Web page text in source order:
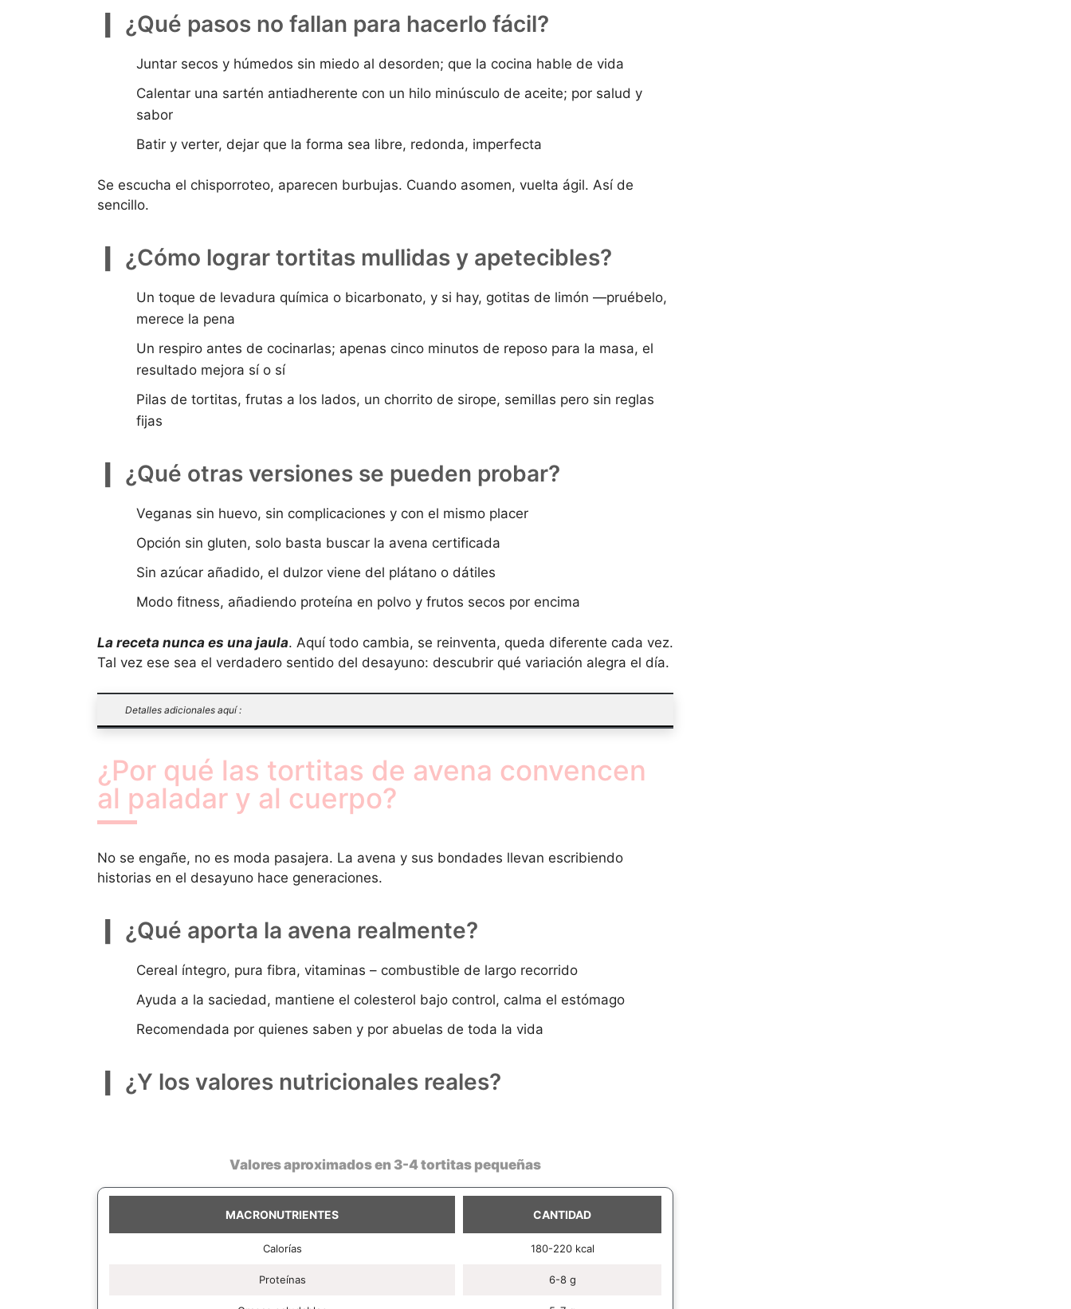
¿Qué pasos no fallan para hacerlo fácil?
Juntar secos y húmedos sin miedo al desorden; que la cocina hable de vida
Calentar una sartén antiadherente con un hilo minúsculo de aceite; por salud y
sabor
Batir y verter, dejar que la forma sea libre, redonda, imperfecta
Se escucha el chisporroteo, aparecen burbujas. Cuando asomen, vuelta ágil. Así de
sencillo.
¿Cómo lograr tortitas mullidas y apetecibles?
Un toque de levadura química o bicarbonato, y si hay, gotitas de limón —pruébelo,
merece la pena
Un respiro antes de cocinarlas; apenas cinco minutos de reposo para la masa, el
resultado mejora sí o sí
Pilas de tortitas, frutas a los lados, un chorrito de sirope, semillas pero sin reglas
fijas
¿Qué otras versiones se pueden probar?
Veganas sin huevo, sin complicaciones y con el mismo placer
Opción sin gluten, solo basta buscar la avena certificada
Sin azúcar añadido, el dulzor viene del plátano o dátiles
Modo fitness, añadiendo proteína en polvo y frutos secos por encima
La receta nunca es una jaula. Aquí todo cambia, se reinventa, queda diferente cada vez.
Tal vez ese sea el verdadero sentido del desayuno: descubrir qué variación alegra el día.
Detalles adicionales aquí :
¿Por qué las tortitas de avena convencen
al paladar y al cuerpo?
No se engañe, no es moda pasajera. La avena y sus bondades llevan escribiendo
historias en el desayuno hace generaciones.
¿Qué aporta la avena realmente?
Cereal íntegro, pura fibra, vitaminas – combustible de largo recorrido
Ayuda a la saciedad, mantiene el colesterol bajo control, calma el estómago
Recomendada por quienes saben y por abuelas de toda la vida
¿Y los valores nutricionales reales?
Valores aproximados en 3-4 tortitas pequeñas
MACRONUTRIENTES CANTIDAD
Calorías 180-220 kcal
Proteínas 6-8 g